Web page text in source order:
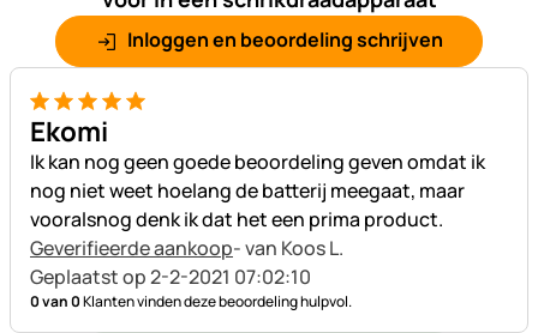
Inloggen en beoordeling schrijven
5 van 5
Ekomi
Ik kan nog geen goede beoordeling geven omdat ik
nog niet weet hoelang de batterij meegaat, maar
vooralsnog denk ik dat het een prima product.
Geverifieerde aankoop- van Koos L.
Geplaatst op 2-2-2021 07:02:10
0 van 0Klanten vinden deze beoordeling hulpvol.